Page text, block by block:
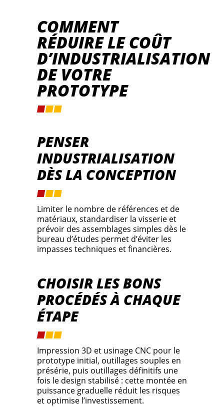
COMMENT
RÉDUIRE LE COÛT
D’INDUSTRIALISATION
DE VOTRE
PROTOTYPE
PENSER
INDUSTRIALISATION
DÈS LA CONCEPTION
Limiter le nombre de références et de
matériaux, standardiser la visserie et
prévoir des assemblages simples dès le
bureau d’études permet d’éviter les
impasses techniques et financières.
CHOISIR LES BONS
PROCÉDÉS À CHAQUE
ÉTAPE
Impression 3D et usinage CNC pour le
prototype initial, outillages souples en
présérie, puis outillages définitifs une
fois le design stabilisé : cette montée en
puissance graduelle réduit les risques
et optimise l’investissement.